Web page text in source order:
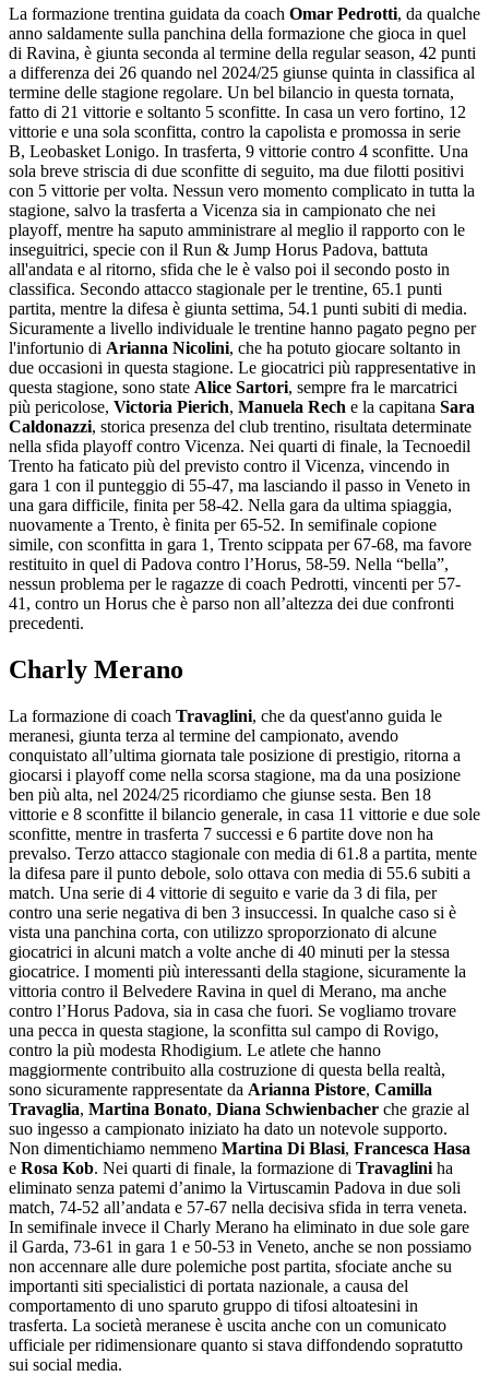
La formazione trentina guidata da coach Omar Pedrotti, da qualche
anno saldamente sulla panchina della formazione che gioca in quel
di Ravina, è giunta seconda al termine della regular season, 42 punti
a differenza dei 26 quando nel 2024/25 giunse quinta in classifica al
termine delle stagione regolare. Un bel bilancio in questa tornata,
fatto di 21 vittorie e soltanto 5 sconfitte. In casa un vero fortino, 12
vittorie e una sola sconfitta, contro la capolista e promossa in serie
B, Leobasket Lonigo. In trasferta, 9 vittorie contro 4 sconfitte. Una
sola breve striscia di due sconfitte di seguito, ma due filotti positivi
con 5 vittorie per volta. Nessun vero momento complicato in tutta la
stagione, salvo la trasferta a Vicenza sia in campionato che nei
playoff, mentre ha saputo amministrare al meglio il rapporto con le
inseguitrici, specie con il Run & Jump Horus Padova, battuta
all'andata e al ritorno, sfida che le è valso poi il secondo posto in
classifica. Secondo attacco stagionale per le trentine, 65.1 punti
partita, mentre la difesa è giunta settima, 54.1 punti subiti di media.
Sicuramente a livello individuale le trentine hanno pagato pegno per
l'infortunio di Arianna Nicolini, che ha potuto giocare soltanto in
due occasioni in questa stagione. Le giocatrici più rappresentative in
questa stagione, sono state Alice Sartori, sempre fra le marcatrici
più pericolose, Victoria Pierich, Manuela Rech e la capitana Sara
Caldonazzi, storica presenza del club trentino, risultata determinate
nella sfida playoff contro Vicenza. Nei quarti di finale, la Tecnoedil
Trento ha faticato più del previsto contro il Vicenza, vincendo in
gara 1 con il punteggio di 55-47, ma lasciando il passo in Veneto in
una gara difficile, finita per 58-42. Nella gara da ultima spiaggia,
nuovamente a Trento, è finita per 65-52. In semifinale copione
simile, con sconfitta in gara 1, Trento scippata per 67-68, ma favore
restituito in quel di Padova contro l’Horus, 58-59. Nella “bella”,
nessun problema per le ragazze di coach Pedrotti, vincenti per 57-
41, contro un Horus che è parso non all’altezza dei due confronti
precedenti.
Charly Merano
La formazione di coach Travaglini, che da quest'anno guida le
meranesi, giunta terza al termine del campionato, avendo
conquistato all’ultima giornata tale posizione di prestigio, ritorna a
giocarsi i playoff come nella scorsa stagione, ma da una posizione
ben più alta, nel 2024/25 ricordiamo che giunse sesta. Ben 18
vittorie e 8 sconfitte il bilancio generale, in casa 11 vittorie e due sole
sconfitte, mentre in trasferta 7 successi e 6 partite dove non ha
prevalso. Terzo attacco stagionale con media di 61.8 a partita, mente
la difesa pare il punto debole, solo ottava con media di 55.6 subiti a
match. Una serie di 4 vittorie di seguito e varie da 3 di fila, per
contro una serie negativa di ben 3 insuccessi. In qualche caso si è
vista una panchina corta, con utilizzo sproporzionato di alcune
giocatrici in alcuni match a volte anche di 40 minuti per la stessa
giocatrice. I momenti più interessanti della stagione, sicuramente la
vittoria contro il Belvedere Ravina in quel di Merano, ma anche
contro l’Horus Padova, sia in casa che fuori. Se vogliamo trovare
una pecca in questa stagione, la sconfitta sul campo di Rovigo,
contro la più modesta Rhodigium. Le atlete che hanno
maggiormente contribuito alla costruzione di questa bella realtà,
sono sicuramente rappresentate da Arianna Pistore, Camilla
Travaglia, Martina Bonato, Diana Schwienbacher che grazie al
suo ingesso a campionato iniziato ha dato un notevole supporto.
Non dimentichiamo nemmeno Martina Di Blasi, Francesca Hasa
e Rosa Kob. Nei quarti di finale, la formazione di Travaglini ha
eliminato senza patemi d’animo la Virtuscamin Padova in due soli
match, 74-52 all’andata e 57-67 nella decisiva sfida in terra veneta.
In semifinale invece il Charly Merano ha eliminato in due sole gare
il Garda, 73-61 in gara 1 e 50-53 in Veneto, anche se non possiamo
non accennare alle dure polemiche post partita, sfociate anche su
importanti siti specialistici di portata nazionale, a causa del
comportamento di uno sparuto gruppo di tifosi altoatesini in
trasferta. La società meranese è uscita anche con un comunicato
ufficiale per ridimensionare quanto si stava diffondendo sopratutto
sui social media.